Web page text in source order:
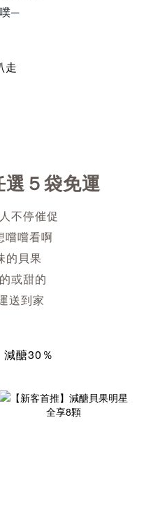
─
走
５袋免運
不停催促
嚐嚐看啊
的貝果
或甜的
送到家
醣30％